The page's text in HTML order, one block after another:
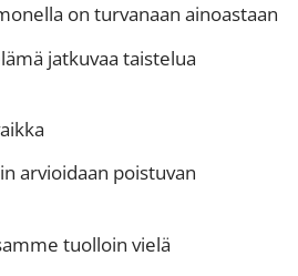
on turvanaan ainoastaan
jatkuvaa taistelua
arvioidaan poistuvan
tuolloin vielä